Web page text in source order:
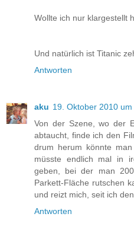
Wollte ich nur klargestellt
Und natürlich ist Titanic
Antworten
aku 19. Oktober 2010 um
Von der Szene, wo der
abtaucht, finde ich den
drum herum könnte
müsste endlich mal in
geben, bei der man
Parkett-Fläche rutschen
und reizt mich, seit ich
Antworten